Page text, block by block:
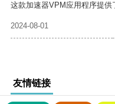
这款加速器VPM应用程序提供
2024-08-01
友情链接